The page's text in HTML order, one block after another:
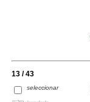
13 / 43
seleccionar